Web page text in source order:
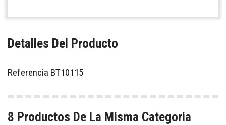
Detalles Del Producto
Referencia BT10115
8 Productos De La Misma Categoria